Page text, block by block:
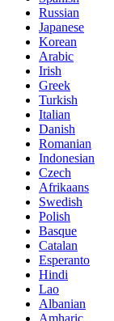
Russian
Japanese
Korean
Arabic
Irish
Greek
Turkish
Italian
Danish
Romanian
Indonesian
Czech
Afrikaans
Swedish
Polish
Basque
Catalan
Esperanto
Hindi
Lao
Albanian
Amharic